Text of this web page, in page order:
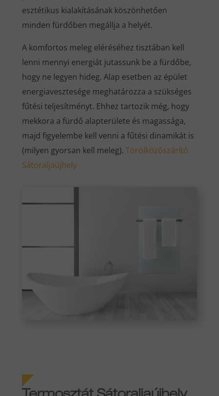
esztétikus kialakításának köszönhetően
minden fürdőben megállja a helyét.
A komfortos meleg eléréséhez tisztában kell
lenni mennyi energiát jutassunk be a fürdőbe,
hogy ne legyen hideg. Alap esetben az épület
energiavesztesége meghatározza a szükséges
fűtési teljesítményt. Ehhez tartozik még, hogy
mekkora a fürdő alapterülete és magassága,
majd figyelembe kell venni a fűtési dinamikát is
(milyen gyorsan kell meleg). Törölközőszárító
Sátoraljaújhely